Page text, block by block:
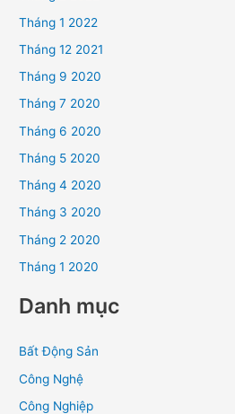
Tháng 1 2022
Tháng 12 2021
Tháng 9 2020
Tháng 7 2020
Tháng 6 2020
Tháng 5 2020
Tháng 4 2020
Tháng 3 2020
Tháng 2 2020
Tháng 1 2020
Danh mục
Bất Động Sản
Công Nghệ
Công Nghiệp